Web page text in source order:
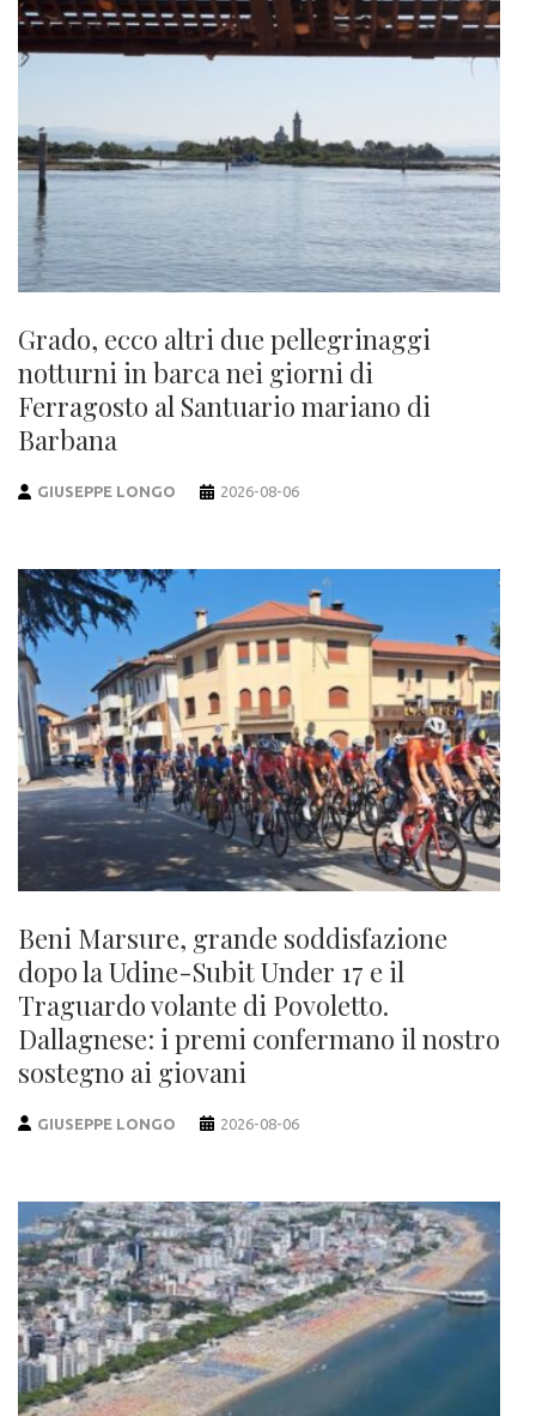
Grado, ecco altri due pellegrinaggi
notturni in barca nei giorni di
Ferragosto al Santuario mariano di
Barbana
GIUSEPPE LONGO 2026-08-06
Beni Marsure, grande soddisfazione
dopo la Udine-Subit Under 17 e il
Traguardo volante di Povoletto.
Dallagnese: i premi confermano il nostro
sostegno ai giovani
GIUSEPPE LONGO 2026-08-06